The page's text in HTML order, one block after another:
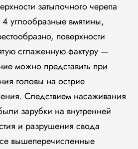
затылочного черепа
углообразные вмятины,
поверхности
сглаженную фактуру —
можно представить при
головы на острие
Следствием насаживания
зарубки на внутренней
и разрушения свода
вышеперечисленные